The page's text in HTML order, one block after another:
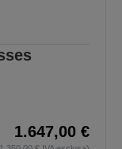
1.647,00 €